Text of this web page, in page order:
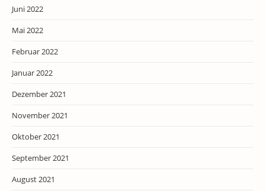
Juni 2022
Mai 2022
Februar 2022
Januar 2022
Dezember 2021
November 2021
Oktober 2021
September 2021
August 2021